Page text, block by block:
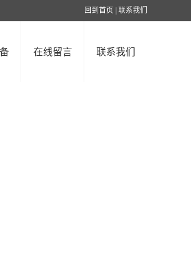
回到首页 联系我们
在线留言 联系我们